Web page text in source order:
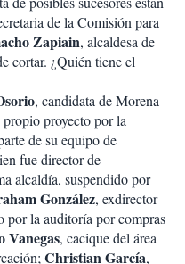
de la Comisión para
Zapiain, alcaldesa de
cortar. ¿Quién tiene el
, candidata de Morena
proyecto por la
de su equipo de
fue director de
alcaldía, suspendido por
González, exdirector
por la auditoría por compras
Vanegas, cacique del área
Christian García,